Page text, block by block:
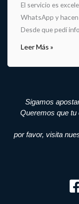
El servicio es
WhatsApp y
Desde que pedí
Leer Más »
Sigamos
Queremos que tu
por favor, visita